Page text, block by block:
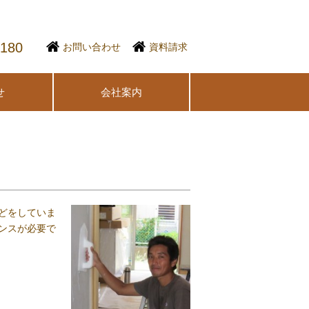
お問い合わせ 資料請求
会社案内
をしていま
スが必要で